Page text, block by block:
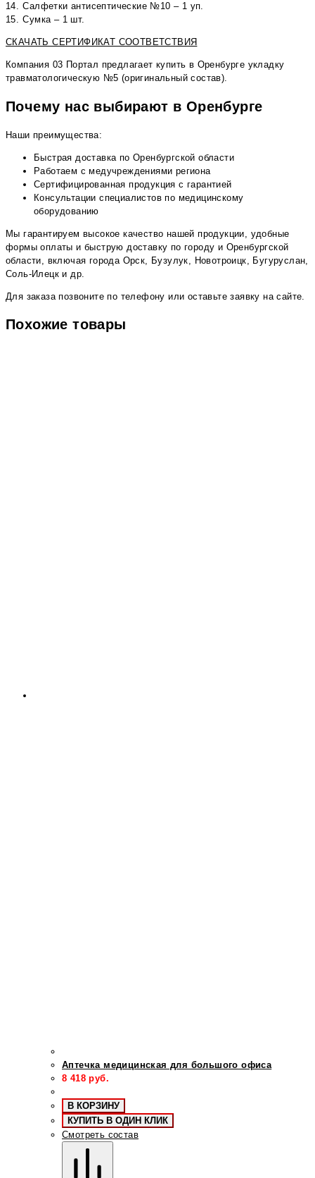
14.⁠ ⁠Салфетки антисептические №10 – 1 уп.
15.⁠ ⁠Сумка – 1 шт.
СКАЧАТЬ СЕРТИФИКАТ СООТВЕТСТВИЯ
Компания 03 Портал предлагает купить в Оренбурге укладку
травматологическую №5 (оригинальный состав).
Почему нас выбирают в Оренбурге
Наши преимущества:
Быстрая доставка по Оренбургской области
Работаем с медучреждениями региона
Сертифицированная продукция с гарантией
Консультации специалистов по медицинскому
оборудованию
Мы гарантируем высокое качество нашей продукции, удобные
формы оплаты и быструю доставку по городу и Оренбургской
области, включая города Орск, Бузулук, Новотроицк, Бугуруслан,
Соль-Илецк и др.
Для заказа позвоните по телефону или оставьте заявку на сайте.
Похожие товары
Аптечка медицинская для большого офиса
8 418 руб.
В КОРЗИНУ
КУПИТЬ В ОДИН КЛИК
Смотреть состав